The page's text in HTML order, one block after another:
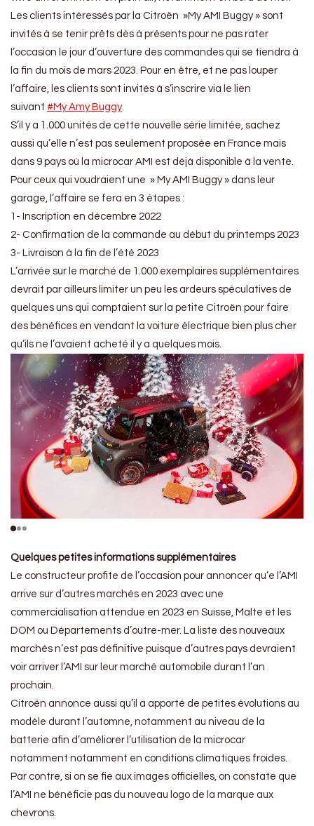
Les clients intéressés par la Citroën »My AMI Buggy » sont
invités à se tenir prêts dès à présents pour ne pas rater
l’occasion le jour d’ouverture des commandes qui se tiendra à
la fin du mois de mars 2023. Pour en être, et ne pas louper
l’affaire, les clients sont invités à s’inscrire via le lien
suivant #My Amy Buggy.
S’il y a 1.000 unités de cette nouvelle série limitée, sachez
aussi qu’elle n’est pas seulement proposée en France mais
dans 9 pays où la microcar AMI est déjà disponible à la vente.
Pour ceux qui voudraient une » My AMI Buggy » dans leur
garage, l’affaire se fera en 3 étapes :
1- Inscription en décembre 2022
2- Confirmation de la commande au début du printemps 2023
3- Livraison à la fin de l’été 2023
L’arrivée sur le marché de 1.000 exemplaires supplémentaires
devrait par ailleurs limiter un peu les ardeurs spéculatives de
quelques uns qui comptaient sur la petite Citroën pour faire
des bénéfices en vendant la voiture électrique bien plus cher
qu’ils ne l’avaient acheté il y a quelques mois.
Quelques petites informations supplémentaires
Le constructeur profite de l’occasion pour annoncer qu’e l’AMI
arrive sur d’autres marchés en 2023 avec une
commercialisation attendue en 2023 en Suisse, Malte et les
DOM ou Départements d’outre-mer. La liste des nouveaux
marchés n’est pas définitive puisque d’autres pays devraient
voir arriver l’AMI sur leur marché automobile durant l’an
prochain.
Citroën annonce aussi qu’il a apporté de petites évolutions au
modèle durant l’automne, notamment au niveau de la
batterie afin d’améliorer l’utilisation de la microcar
notamment notamment en conditions climatiques froides.
Par contre, si on se fie aux images officielles, on constate que
l’AMI ne bénéficie pas du nouveau logo de la marque aux
chevrons.